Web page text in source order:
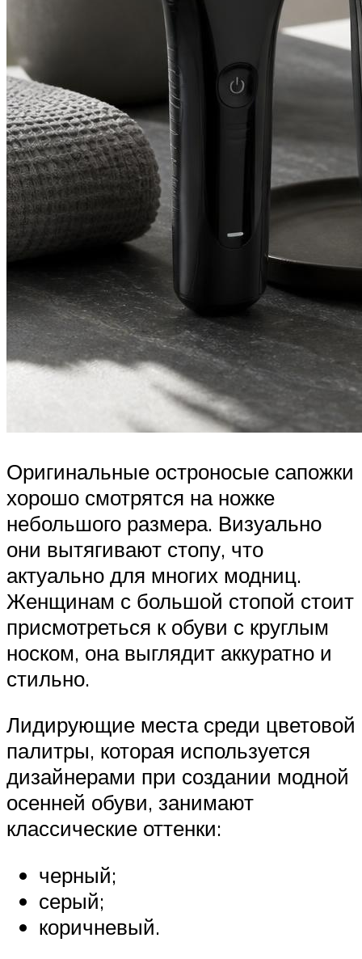
Оригинальные остроносые сапожки
хорошо смотрятся на ножке
небольшого размера. Визуально
они вытягивают стопу, что
актуально для многих модниц.
Женщинам с большой стопой стоит
присмотреться к обуви с круглым
носком, она выглядит аккуратно и
стильно.
Лидирующие места среди цветовой
палитры, которая используется
дизайнерами при создании модной
осенней обуви, занимают
классические оттенки:
черный;
серый;
коричневый.